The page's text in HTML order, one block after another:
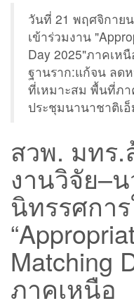
วันที่ 21 พฤศจิกาย
เข้าร่วมงาน
Day 2025"ภาคเห
ฐานราก:แก้จน ลด
ที่เหมาะสม พื้นที่ภ
ประชุมนานาชาติเ
สวพ. มทร
งานวิจัย–
นิทรรศกา
Matching
ภาคเหนือ